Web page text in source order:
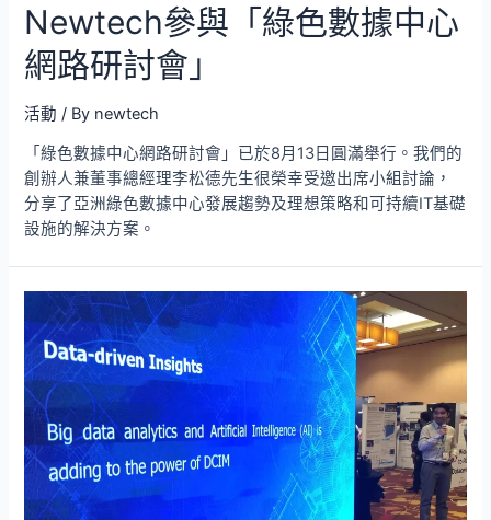
Newtech參與「綠色數據中心
網路研討會」
活動 / By newtech
「綠色數據中心網路研討會」已於8月13日圓滿舉行。我們的
創辦人兼董事總經理李松德先生很榮幸受邀出席小組討論，
分享了亞洲綠色數據中心發展趨勢及理想策略和可持續IT基礎
設施的解決方案。